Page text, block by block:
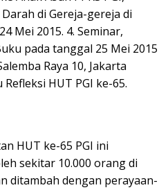
di Gereja-gereja di
Mei 2015. 4. Seminar,
pada tanggal 25 Mei 2015
Raya 10, Jakarta
HUT PGI ke-65.
HUT ke-65 PGI ini
sekitar 10.000 orang di
ditambah dengan perayaan-